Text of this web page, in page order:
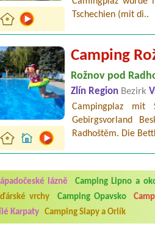
Tschechien (mit di..
Camping
Rožnov pod
Zlín Region Bezirk
Campingplaz mit
Gebirgsvorland
Radhoštěm. Die
lázně Camping Lipno a
vrchy
Camping Opavsko
Karpaty
Camping Slapy a Orlík
***
byl celodenní hluk z repráků u stanů
z každého koutu hrála jiná hudba.Kemp
být týden,byli jsme dva. Na začátku